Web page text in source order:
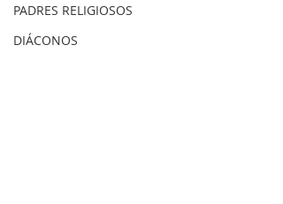
PADRES RELIGIOSOS
DIÁCONOS